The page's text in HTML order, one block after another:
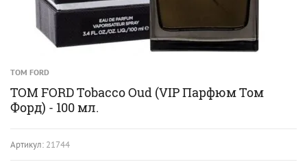
TOM FORD
TOM FORD Tobacco Oud (VIP Парфюм Том
Форд) - 100 мл.
Артикул: 21744